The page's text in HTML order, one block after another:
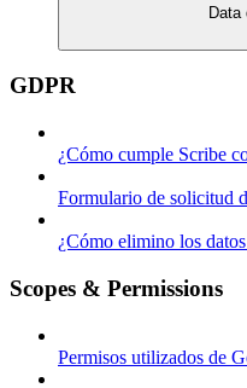
Data
GDPR
¿Cómo cumple Scribe
Formulario de solicitud
¿Cómo elimino los
Scopes & Permissions
Permisos utilizados de